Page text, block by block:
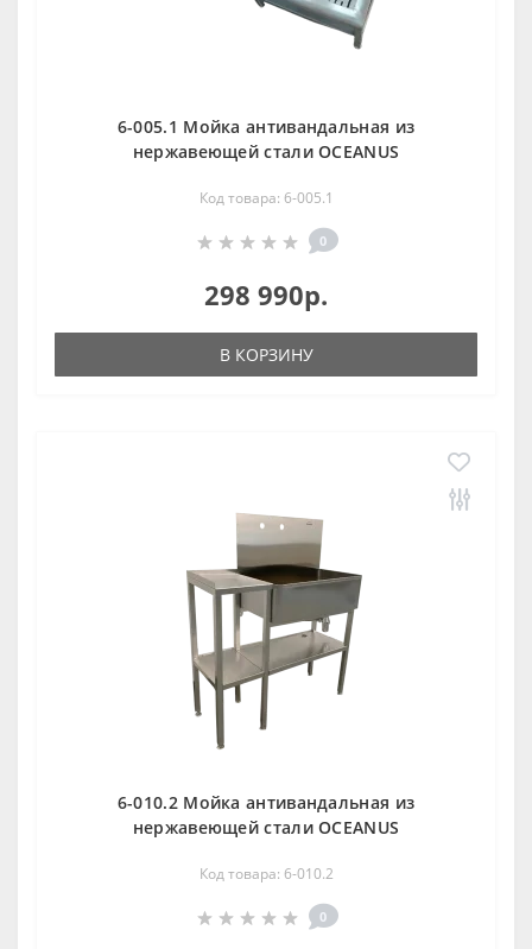
6-005.1 Мойка антивандальная из
нержавеющей стали OCEANUS
Код товара: 6-005.1
0
298 990р.
В КОРЗИНУ
6-010.2 Мойка антивандальная из
нержавеющей стали OCEANUS
Код товара: 6-010.2
0